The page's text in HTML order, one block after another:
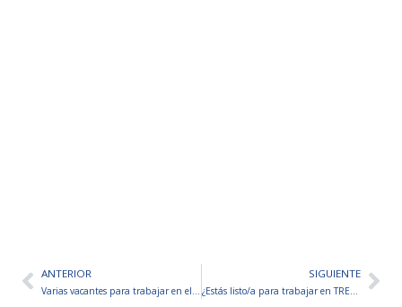
AntANTERIOR
Varias vacantes para trabajar en el MUSEO JESUÍTICO NACIONAL- Con o sin experiencia
SIGUIENTE
¿Estás listo/a para trabajar en TRENES ARGENTINOS?